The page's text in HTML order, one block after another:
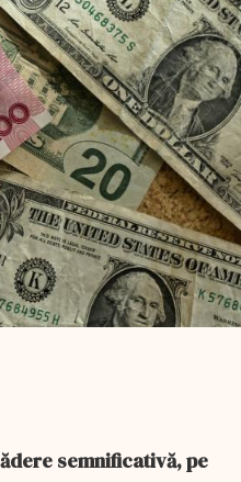
semnificativă, pe